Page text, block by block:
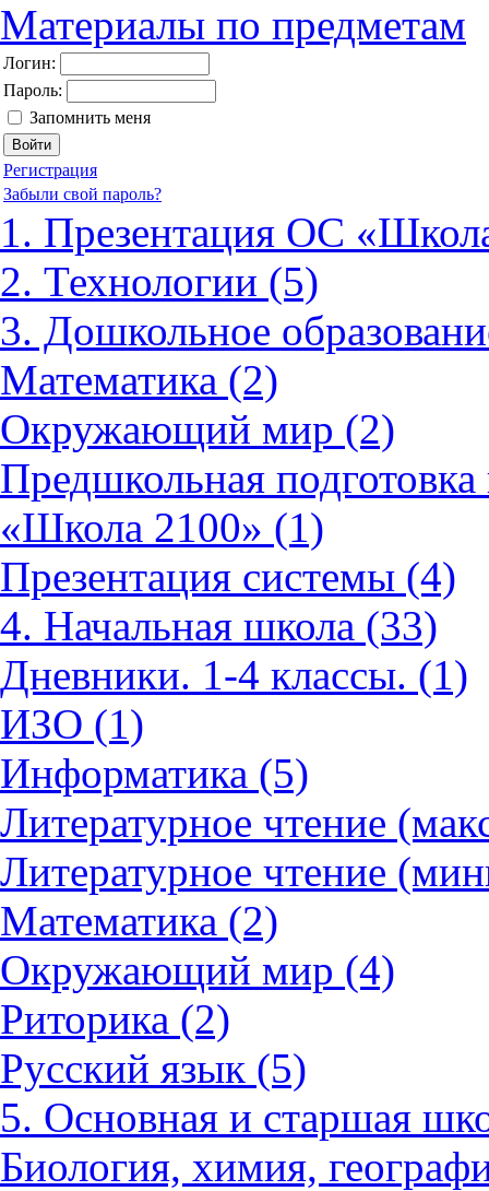
Материалы по предметам
Логин:
Пароль:
Запомнить меня
Регистрация
Забыли свой пароль?
1. Презентация ОС
2. Технологии (5)
3. Дошкольное
Математика (2)
Окружающий мир (2)
Предшкольная
«Школа 2100» (1)
Презентация системы (4)
4. Начальная школа (33)
Дневники. 1-4 классы. (1)
ИЗО (1)
Информатика (5)
Литературное чтение
Литературное чтение
Математика (2)
Окружающий мир (4)
Риторика (2)
Русский язык (5)
5. Основная и старшая
Биология, химия,